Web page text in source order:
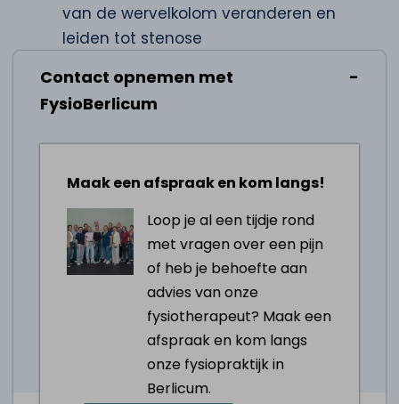
van de wervelkolom veranderen en
leiden tot stenose
Tips bij stenose
Yoga en andere stretching-oefeningen
verbeteren en de druk op de zenuwen
te verminderen
Oefeningen gericht op het versterken
van de rug- en buikspieren kunnen
helpen de wervelkolom te stabiliseren
en de symptomen te verlichten
Zorg voor een goede zithouding en
gebruik ergonomisch meubilair om druk
op de rug te verminderen
Pas werk- en slaapposities aan om de
wervelkolom goed uitgelijnd te houden
Contact opnemen met
FysioBerlicum
Maak een afspraak en kom langs!
Loop je al een tijdje rond
met vragen over een pijn
of heb je behoefte aan
advies van onze
fysiotherapeut? Maak een
afspraak en kom langs
onze fysiopraktijk in
Berlicum.